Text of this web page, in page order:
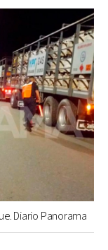
Diario Panorama